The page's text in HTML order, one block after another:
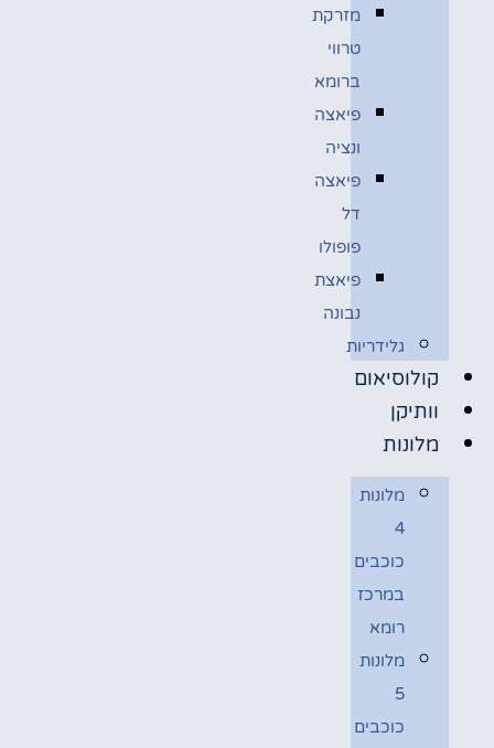
מזרקת
טרווי
ברומא
פיאצה
ונציה
פיאצה
דל
פופולו
פיאצת
נבונה
גלידריות
קולוסיאום
וותיקן
מלונות
מלונות
4
כוכבים
במרכז
רומא
מלונות
5
כוכבים